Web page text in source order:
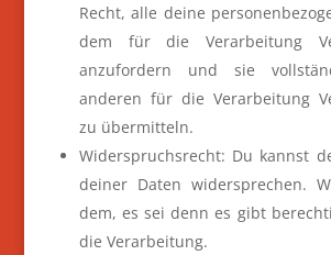
Recht, alle deine
dem für die Verarbeitung
anzufordern und sie
anderen für die Verarbeitung
zu übermitteln.
Widerspruchsrecht: Du kannst
deiner Daten widersprechen.
dem, es sei denn es gibt
die Verarbeitung.